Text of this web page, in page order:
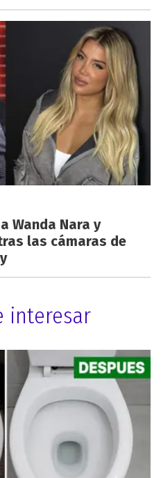
Wanda Nara y
las cámaras de
interesar